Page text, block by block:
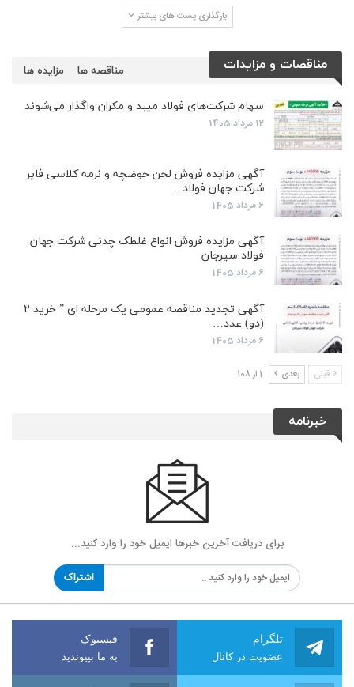
بارگذاری پست های بیشتر
مناقصات و مزایدات مزایده ها مناقصه ها
سهام شرکت‌های فولاد میبد و مکران واگذار می‌شوند
12 مرداد 1405
آگهی مزایده فروش لجن حوضچه و نرمه کلاسی فایر
شرکت جهان فولاد…
6 مرداد 1405
آگهی مزایده فروش انواع غلطک چدنی شرکت جهان
فولاد سیرجان
6 مرداد 1405
آگهی تجدید مناقصه عمومی یک مرحله ای ” خرید ۲
(دو) عدد…
6 مرداد 1405
قبلی بعدی 1 از 108
خبرنامه
برای دریافت آخرین خبرها ایمیل خود را وارد کنید...
اشتراک
تلگرام
عضویت در کانال
فیسبوک
به ما بپیوندید